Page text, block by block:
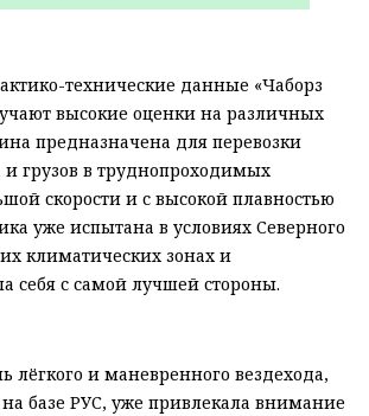
технические данные «Чаборз
высокие оценки на различных
предназначена для перевозки
и грузов в труднопроходимых
скорости и с высокой плавностью
уже испытана в условиях Северного
климатических зонах и
себя с самой лучшей стороны.
лёгкого и маневренного вездехода,
на базе РУС, уже привлекала внимание